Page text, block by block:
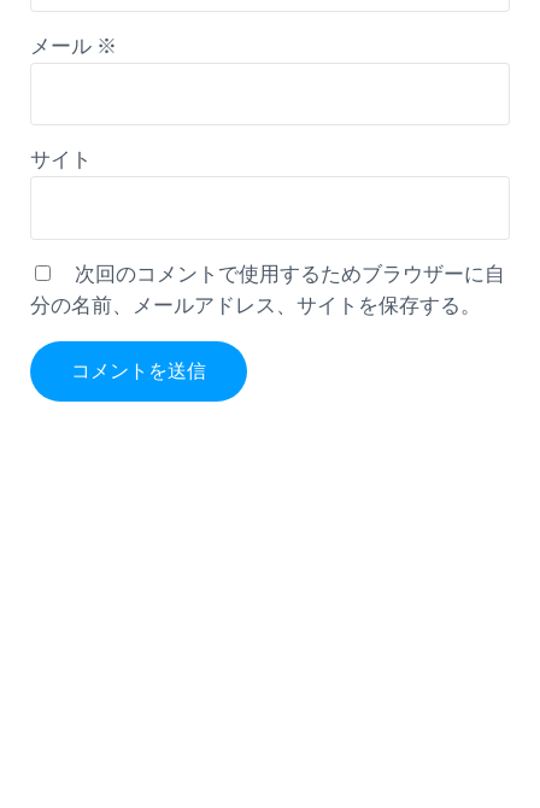
メール ※
サイト
次回のコメントで使用するためブラウザーに自
分の名前、メールアドレス、サイトを保存する。